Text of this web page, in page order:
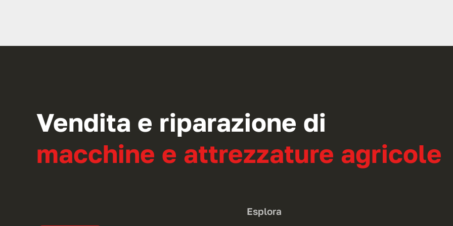
Vendita e riparazione di
macchine e attrezzature agricole
Esplora